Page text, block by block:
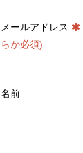
メールアドレス
らか必須)
名前